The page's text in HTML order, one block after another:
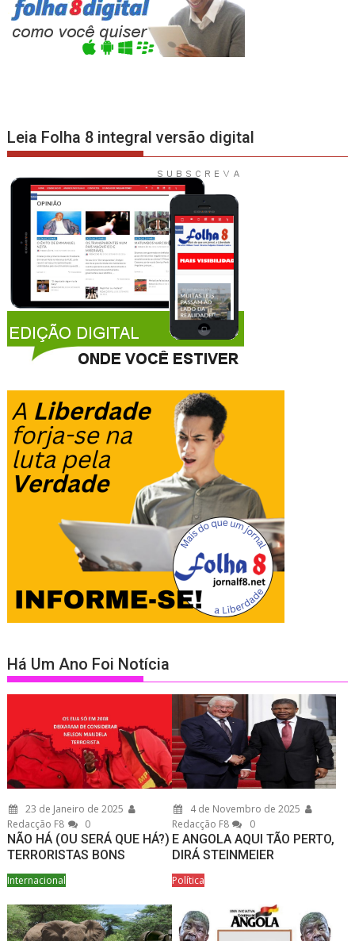
Leia Folha 8 integral versão digital
Há Um Ano Foi Notícia
23 de Janeiro de 2025
Redacção F8
0
NÃO HÁ (OU SERÁ QUE HÁ?)
TERRORISTAS BONS
Internacional
4 de Novembro de 2025
Redacção F8
0
E ANGOLA AQUI TÃO PERTO,
DIRÁ STEINMEIER
Política